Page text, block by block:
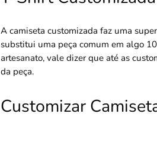
A camiseta customizada faz uma
substitui uma peça comum em algo
artesanato, vale dizer que até as
da peça.
Customizar